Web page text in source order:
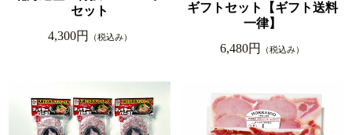
セット
4,300円
（税込み）
ギフトセット【ギフト送料
一律】
6,480円
（税込み）